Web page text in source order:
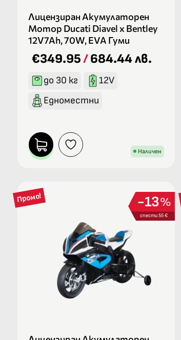
Лицензиран Акумулаторен
Мотор Ducati Diavel x Bentley
12V7Ah, 70W, EVA Гуми
€349.95/684.44 лв.
до 30 кг
12V
Едноместни
Наличен
Промо! %
13
спести 55 €